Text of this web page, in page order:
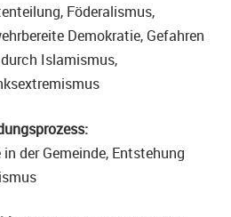
Föderalismus,
Demokratie, Gefahren
Islamismus,
der Gemeinde, Entstehung